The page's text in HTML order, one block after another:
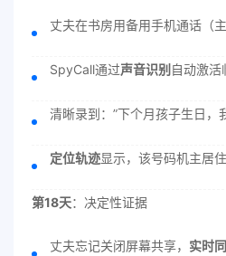
丈夫在书房用备用手机通话（主
SpyCall通过声音识别 自动激活
清晰录到：”下个月孩子生日，
定位轨迹显示，该号码机主居
第18天：决定性证据
丈夫忘记关闭屏幕共享， 实时